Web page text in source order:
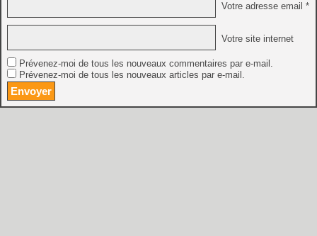
Votre adresse email *
Votre site internet
Prévenez-moi de tous les nouveaux commentaires par e-mail.
Prévenez-moi de tous les nouveaux articles par e-mail.